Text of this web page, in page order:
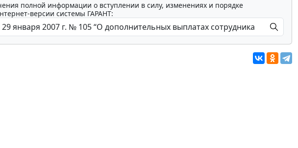
полной информации о вступлении в силу, изменениях и порядке
версии системы ГАРАНТ: